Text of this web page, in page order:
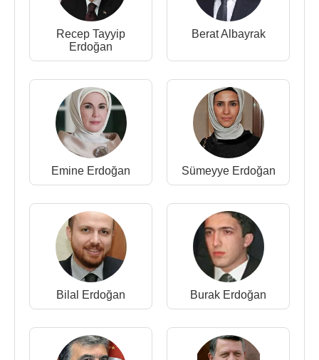
Recep Tayyip
Erdoğan
Berat Albayrak
Emine Erdoğan Sümeyye Erdoğan
Bilal Erdoğan Burak Erdoğan